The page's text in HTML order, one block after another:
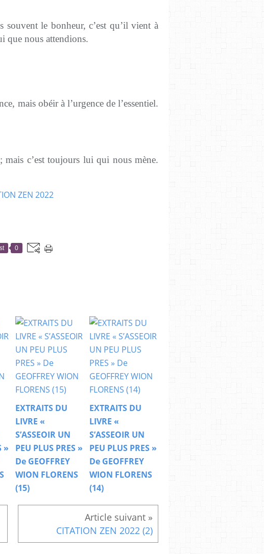
souvent le bonheur, c’est qu’il vient à
que nous attendions.
mais obéir à l’urgence de l’essentiel.
c’est toujours lui qui nous mène.
0
»
EXTRAITS DU
LIVRE «
S’ASSEOIR UN
PEU PLUS PRES »
De GEOFFREY
WION FLORENS
(15)
EXTRAITS DU
LIVRE «
S’ASSEOIR UN
PEU PLUS PRES »
De GEOFFREY
WION FLORENS
(14)
CITATION ZEN 2022 (2)